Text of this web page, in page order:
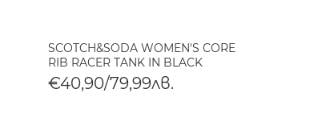
SCOTCH&SODA WOMEN'S CORE
RIB RACER TANK IN BLACK
€40,90/79,99лв.